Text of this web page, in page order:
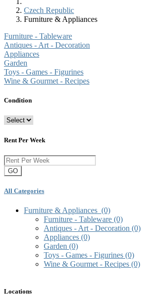
Czech Republic
Furniture & Appliances
Furniture - Tableware
Antiques - Art - Decoration
Appliances
Garden
Toys - Games - Figurines
Wine & Gourmet - Recipes
Condition
Rent Per Week
GO
All Categories
Furniture & Appliances (0)
Furniture - Tableware (0)
Antiques - Art - Decoration (0)
Appliances (0)
Garden (0)
Toys - Games - Figurines (0)
Wine & Gourmet - Recipes (0)
Locations